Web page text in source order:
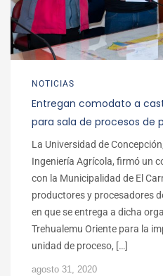
NOTICIAS
Entregan comodato a
para sala de procesos de
La Universidad de
Ingeniería Agrícola, firmó un
con la Municipalidad de El
productores y procesadores
en que se entrega a dicha
Trehualemu Oriente para la
unidad de proceso, […]
agosto 31, 2020